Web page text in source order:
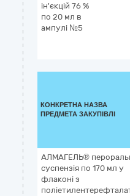
ін'єкцій 76 %
по 20 мл в
ампулі №5
КОНКРЕТНА НАЗВА
ПРЕДМЕТА ЗАКУПІВЛІ
АЛМАГЕЛЬ®
суспензія по 170 мл у
флаконі з